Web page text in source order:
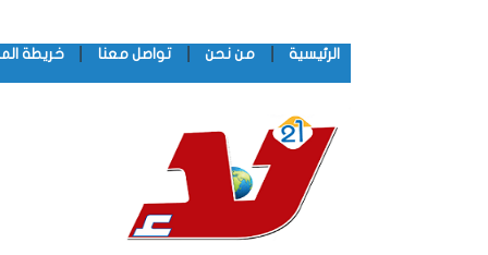
الرئيسية من نحن تواصل معنا خريطة